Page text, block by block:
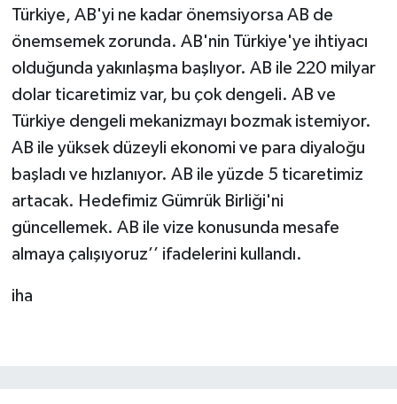
Türkiye, AB'yi ne kadar önemsiyorsa AB de
önemsemek zorunda. AB'nin Türkiye'ye ihtiyacı
olduğunda yakınlaşma başlıyor. AB ile 220 milyar
dolar ticaretimiz var, bu çok dengeli. AB ve
Türkiye dengeli mekanizmayı bozmak istemiyor.
AB ile yüksek düzeyli ekonomi ve para diyaloğu
başladı ve hızlanıyor. AB ile yüzde 5 ticaretimiz
artacak. Hedefimiz Gümrük Birliği'ni
güncellemek. AB ile vize konusunda mesafe
almaya çalışıyoruz’’ ifadelerini kullandı.
iha